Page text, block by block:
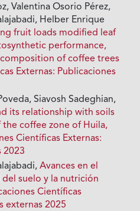
Valentina Osorio Pérez,
Helber Enrique
fruit loads modified leaf
performance,
of coffee trees
Externas: Publicaciones
Siavosh Sadeghian,
its relationship with soils
coffee zone of Huila,
Científicas Externas:
2023
Avances en el
suelo y la nutrición
Científicas
externas 2025